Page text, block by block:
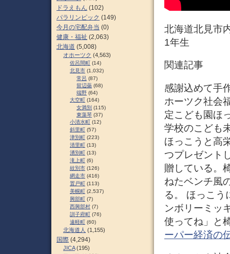
北海道北見市
1年生
関連記事
感謝込めて手
ホーツク社会
定こども園ほ
学校のこども
ほっこうと高
つプレゼント
贈している。
ねたベンチ風
る。 ほっこう
ンボリーミッ
使ってね」と
ーパー経済の
ドラえもん (102)
パラリンピック (149)
今月の宅配弁当 (0)
健康・福祉 (2,063)
北海道 (5,008)
オホーツク (4,563)
佐呂間町 (14)
北見市 (1,032)
常呂 (87)
留辺蘂 (68)
端野 (64)
大空町 (164)
女満別 (115)
東藻琴 (37)
小清水町 (12)
斜里町 (57)
津別町 (223)
清里町 (13)
湧別町 (13)
滝上町 (6)
紋別市 (126)
網走市 (416)
置戸町 (113)
美幌町 (2,537)
興部町 (7)
西興部村 (7)
訓子府町 (76)
遠軽町 (60)
北海道人 (1,155)
国際 (4,294)
JICA(195)